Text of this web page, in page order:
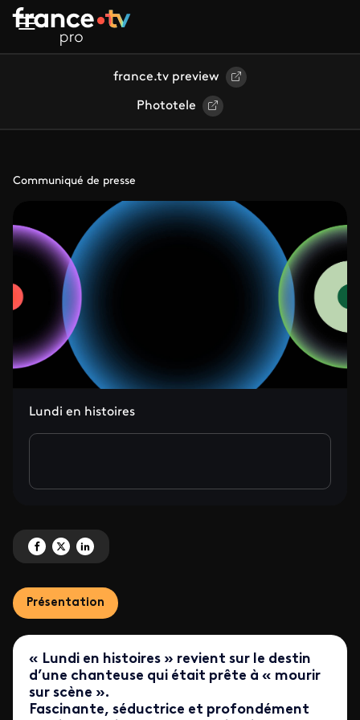
Aller au contenu principal
france.tv preview
Phototele
Communiqué de presse
Lundi en histoires
Partagez '[node:field_titre_bandeau:value]' sur Facebook
Partagez '[node:field_titre_bandeau:value]' sur X
Partagez '[node:field_titre_bandeau:value]' sur LinkedIn
Présentation
« Lundi en histoires » revient sur le destin
d’une chanteuse qui était prête à « mourir
sur scène ».
Fascinante, séductrice et profondément